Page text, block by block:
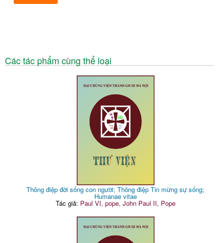
Các tác phẩm cùng thể loại
Thông điệp đời sống con người; Thông điệp Tin mừng sự sống;
Humanae vitae
Tác giả: Paul VI, pope, John Paul II, Pope